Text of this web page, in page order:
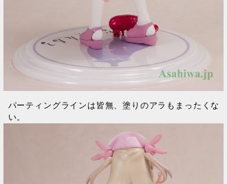
パーティングラインは皆無、塗りのアラもまったくな
い。